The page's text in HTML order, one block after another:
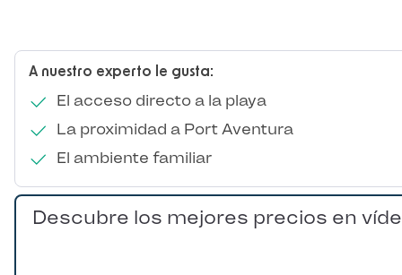
A nuestro experto le gusta:
El acceso directo a la playa
La proximidad a Port Aventura
El ambiente familiar
Descubre los mejores precios en